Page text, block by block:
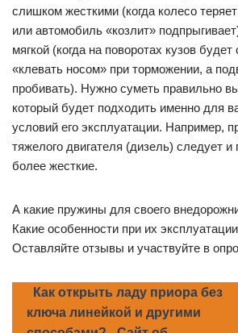
слишком жесткими (когда колесо теряет
или автомобиль «козлит»
мягкой (когда на поворотах кузов
«клевать носом» при торможении, а
пробивать). Нужно суметь правильно
который будет подходить именно для
условий его эксплуатации. Например,
тяжелого двигателя (дизель) следует
более жесткие.
А какие пружины для своего
Какие особенности при их
Оставляйте отзывы и участвуйте в
Как открыть ладу приора без
ключа линейкой и другими